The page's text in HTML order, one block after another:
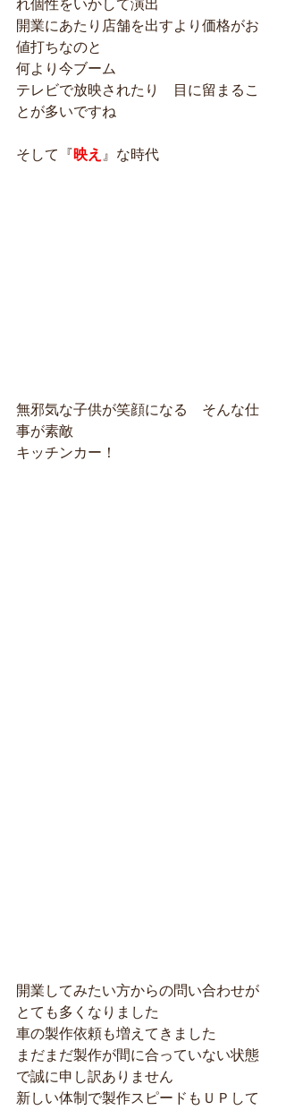
れ個性をいかして演出
開業にあたり店舗を出すより価格がお
値打ちなのと
何より今ブーム
テレビで放映されたり　目に留まるこ
とが多いですね
そして『映え』な時代
無邪気な子供が笑顔になる　そんな仕
事が素敵
キッチンカー！
開業してみたい方からの問い合わせが
とても多くなりました
車の製作依頼も増えてきました
まだまだ製作が間に合っていない状態
で誠に申し訳ありません
新しい体制で製作スピードもＵＰして